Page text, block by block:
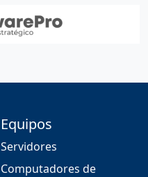
Equipos
Servidores
Computadores de